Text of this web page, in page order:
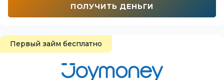
ПОЛУЧИТЬ ДЕНЬГИ
Первый займ бесплатно